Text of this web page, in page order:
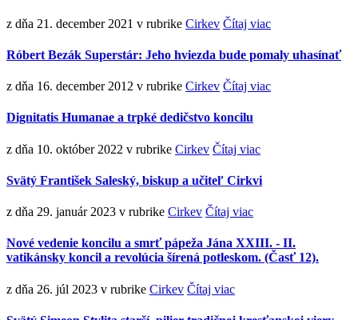
z dňa 21. december 2021 v rubrike Cirkev Čítaj viac
Róbert Bezák Superstár: Jeho hviezda bude pomaly uhasínať
z dňa 16. december 2012 v rubrike Cirkev Čítaj viac
Dignitatis Humanae a trpké dedičstvo koncilu
z dňa 10. október 2022 v rubrike Cirkev Čítaj viac
Svätý František Saleský, biskup a učiteľ Cirkvi
z dňa 29. január 2023 v rubrike Cirkev Čítaj viac
Nové vedenie koncilu a smrť pápeža Jána XXIII. - II.
vatikánsky koncil a revolúcia šírená potleskom. (Časť 12).
z dňa 26. júl 2023 v rubrike Cirkev Čítaj viac